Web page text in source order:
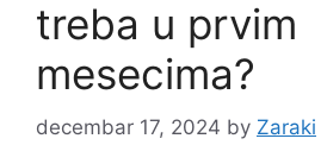
treba u prvim
mesecima?
decembar 17, 2024 by Zaraki